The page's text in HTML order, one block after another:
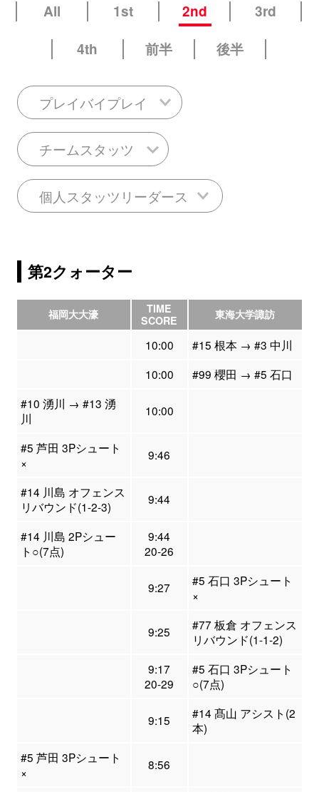
All 1st 2nd
3rd
4th
前半 後半
プレイバイプレイ
チームスタッツ
個人スタッツリーダース
第2クォーター
福岡大大濠
TIME
SCORE
東海大学諏訪
10:00
#15 根本 → #3 中川
10:00
#99 櫻田 → #5 石口
#10 湧川 → #13 湧
川
10:00
#5 芦田 3Pシュート
×
9:46
#14 川島 オフェンス
リバウンド(1-2-3)
9:44
#14 川島 2Pシュー
ト○(7点)
9:44
20-26
9:27
#5 石口 3Pシュート
×
9:25
#77 板倉 オフェンス
リバウンド(1-1-2)
9:17
20-29
#5 石口 3Pシュート
○(7点)
9:15
#14 髙山 アシスト(2
本)
#5 芦田 3Pシュート
×
8:56